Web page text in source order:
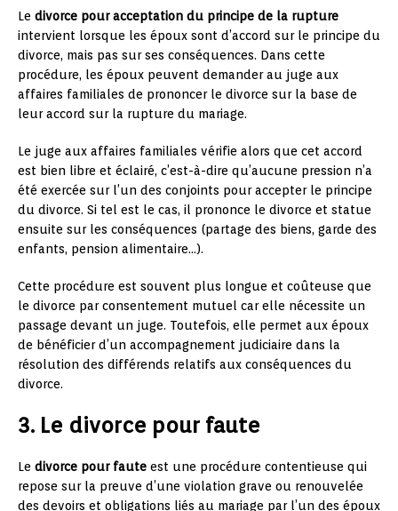
Le divorce pour acceptation du principe de la rupture
intervient lorsque les époux sont d’accord sur le principe du
divorce, mais pas sur ses conséquences. Dans cette
procédure, les époux peuvent demander au juge aux
affaires familiales de prononcer le divorce sur la base de
leur accord sur la rupture du mariage.
Le juge aux affaires familiales vérifie alors que cet accord
est bien libre et éclairé, c’est-à-dire qu’aucune pression n’a
été exercée sur l’un des conjoints pour accepter le principe
du divorce. Si tel est le cas, il prononce le divorce et statue
ensuite sur les conséquences (partage des biens, garde des
enfants, pension alimentaire…).
Cette procédure est souvent plus longue et coûteuse que
le divorce par consentement mutuel car elle nécessite un
passage devant un juge. Toutefois, elle permet aux époux
de bénéficier d’un accompagnement judiciaire dans la
résolution des différends relatifs aux conséquences du
divorce.
3. Le divorce pour faute
Le divorce pour faute est une procédure contentieuse qui
repose sur la preuve d’une violation grave ou renouvelée
des devoirs et obligations liés au mariage par l’un des époux